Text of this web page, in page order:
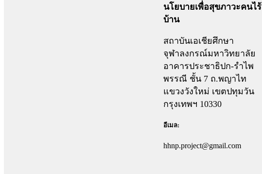
นโยบายเพื่อสุขภาวะคนไร้
บ้าน
สถาบันเอเชียศึกษา
จุฬาลงกรณ์มหาวิทยาลัย
อาคารประชาธิปก-รำไพ
พรรณี ชั้น 7 ถ.พญาไท
แขวงวังใหม่ เขตปทุมวัน
กรุงเทพฯ 10330
อีเมล:
hhnp.project@gmail.com